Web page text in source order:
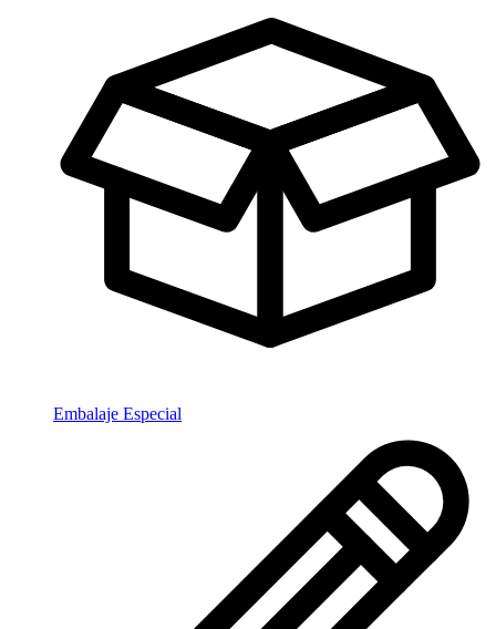
Embalaje Especial